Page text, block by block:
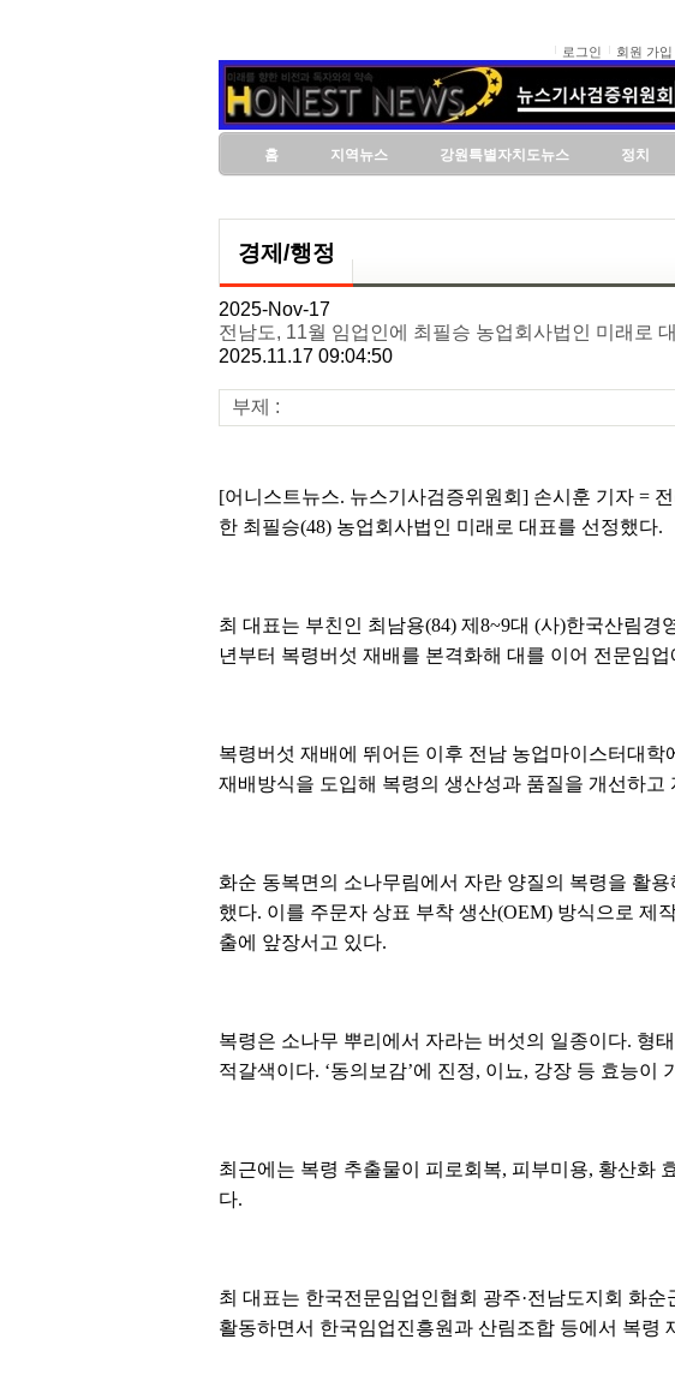
로그인
회원 가입
홈 지역뉴스 강원특별자치도뉴스 정치
경제/행정
2025-Nov-17
전남도, 11월 임업인에 최필승 농업회사법인 미래로
2025.11.17 09:04:50
부제 :
[어니스트뉴스. 뉴스기사검증위원회] 손시훈 기자 =
한 최필승(48) 농업회사법인 미래로 대표를 선정했다.
최 대표는 부친인 최남용(84) 제8~9대 (사)한국산림
년부터 복령버섯 재배를 본격화해 대를 이어 전문임
복령버섯 재배에 뛰어든 이후 전남 농업마이스터대
재배방식을 도입해 복령의 생산성과 품질을 개선하고
화순 동복면의 소나무림에서 자란 양질의 복령을 활
했다. 이를 주문자 상표 부착 생산(OEM) 방식으로 제
출에 앞장서고 있다.
복령은 소나무 뿌리에서 자라는 버섯의 일종이다. 형
적갈색이다. ‘동의보감’에 진정, 이뇨, 강장 등 효능
최근에는 복령 추출물이 피로회복, 피부미용, 황산화
다.
최 대표는 한국전문임업인협회 광주·전남도지회 화
활동하면서 한국임업진흥원과 산림조합 등에서 복령